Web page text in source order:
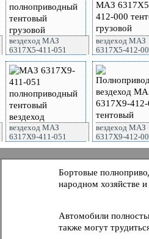
вездеход МАЗ
6317X5-411-051
вездеход МАЗ
6317X5-412-
вездеход МАЗ
6317X9-411-051
вездеход МАЗ
6317X9-412-
Бортовые
народном хозяйстве
Автомобили
также могут